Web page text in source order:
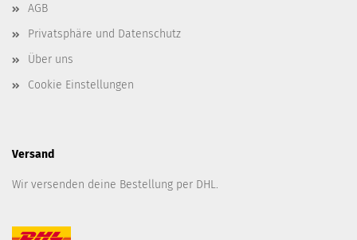
AGB
Privatsphäre und Datenschutz
Über uns
Cookie Einstellungen
Versand
Wir versenden deine Bestellung per DHL.